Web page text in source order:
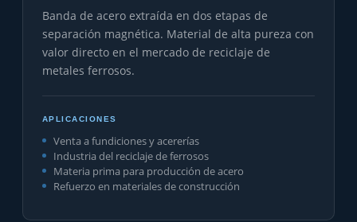
Banda de acero extraída en dos etapas de
separación magnética. Material de alta pureza con
valor directo en el mercado de reciclaje de
metales ferrosos.
APLICACIONES
Venta a fundiciones y acererías
Industria del reciclaje de ferrosos
Materia prima para producción de acero
Refuerzo en materiales de construcción